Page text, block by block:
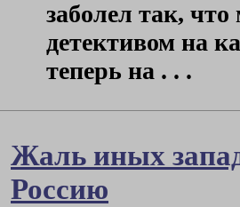
заболел так,
детективом на
теперь на . . .
Жаль иных
Россию